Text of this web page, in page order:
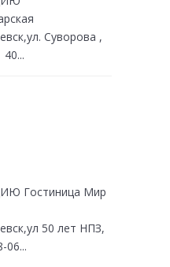
Суворова ,
Гостиница Мир
50 лет НПЗ,
06...